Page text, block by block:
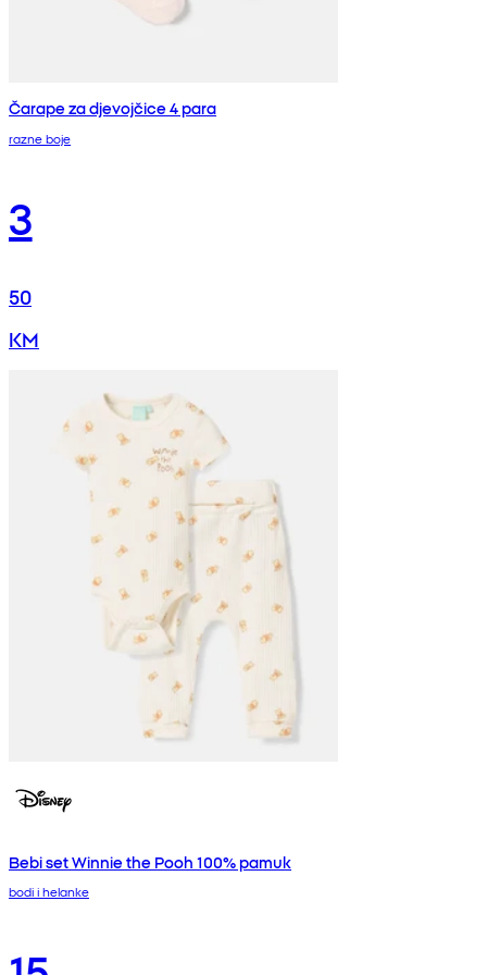
Čarape za djevojčice 4 para
razne boje
3
50
KM
Bebi set Winnie the Pooh 100% pamuk
bodi i helanke